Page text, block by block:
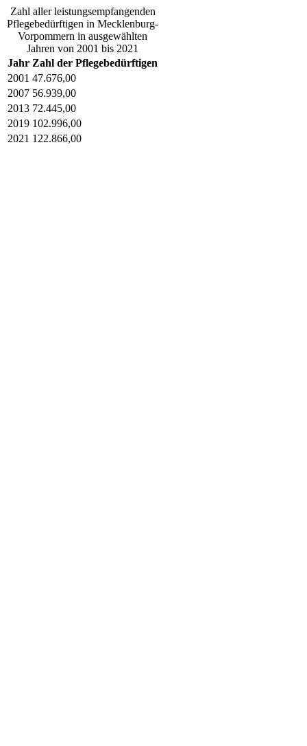
Zahl aller leistungsempfangenden
Pflegebedürftigen in Mecklenburg-
Vorpommern in ausgewählten
Jahren von 2001 bis 2021
Jahr Zahl der Pflegebedürftigen
2001 47.676,00
2007 56.939,00
2013 72.445,00
2019 102.996,00
2021 122.866,00